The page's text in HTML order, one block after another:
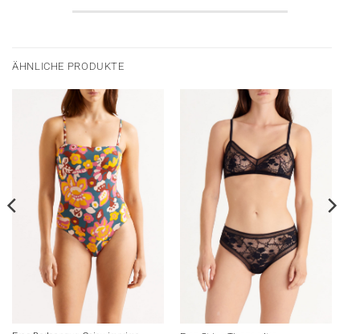
ÄHNLICHE PRODUKTE